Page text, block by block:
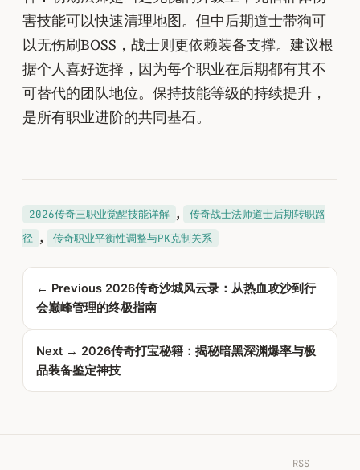
害技能可以快速清理地图。但中后期道士带狗可
以无伤刷BOSS，战士则更依赖装备支撑。建议根
据个人喜好选择，因为每个职业在后期都有其不
可替代的团队地位。保持技能等级的持续提升，
是所有职业进阶的共同基石。
2026传奇三职业觉醒技能详解 ,
传奇战士法师道士后期转职路
径 , 传奇职业平衡性调整与PK克制关系
← Previous 2026传奇沙城风云录：从热血攻沙到行
会巅峰管理的终极指南
Next → 2026传奇打宝秘籍：揭秘暗黑深渊爆率与极
品装备鉴定神技
RSS